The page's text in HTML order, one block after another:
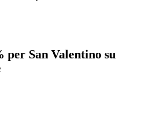
per San Valentino su